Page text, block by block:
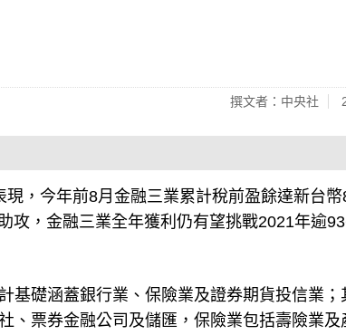
撰文者：中央社
，今年前8月金融三業累計稅前盈餘達新台
攻，金融三業全年獲利仍有望挑戰2021年逾
基礎涵蓋銀行業、保險業及證券期貨投信業；
、票券金融公司及儲匯，保險業包括壽險業及